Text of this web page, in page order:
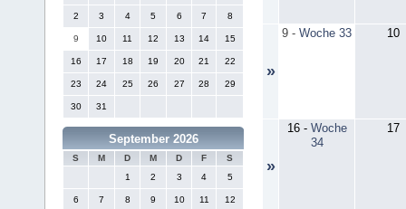
2 3 4 5 6 7 8
9 10 11 12 13 14 15
16 17 18 19 20 21 22
23 24 25 26 27 28 29
30 31
September 2026
S M D M D F
S
1
2 3 4 5
6 7 8 9 10 11 12
»
9 - Woche 33 10
»
16- Woche
34
17